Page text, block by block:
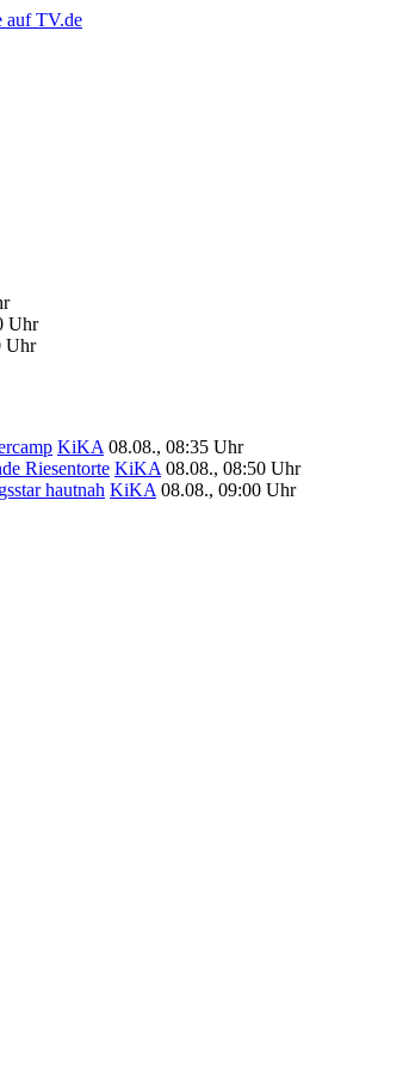
Uhr
Uhr
KiKA 08.08., 08:35 Uhr
Riesentorte KiKA 08.08., 08:50 Uhr
hautnah KiKA 08.08., 09:00 Uhr